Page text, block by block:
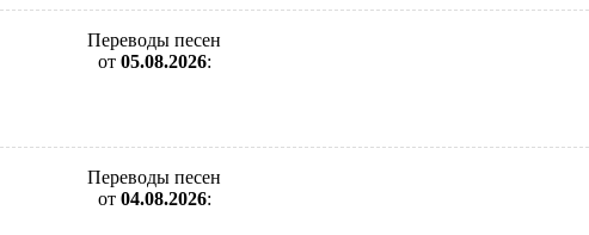
Переводы песен
от 05.08.2026:
Переводы песен
от 04.08.2026: